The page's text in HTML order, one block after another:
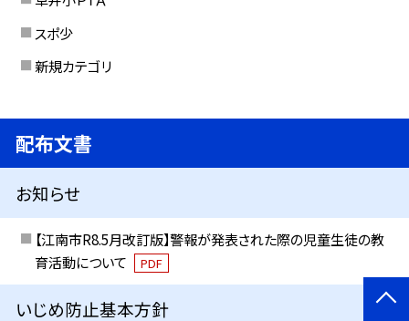
スポ少
新規カテゴリ
配布文書
お知らせ
【江南市R8.5月改訂版】警報が発表された際の児童生徒の教
育活動について
PDF
いじめ防止基本方針